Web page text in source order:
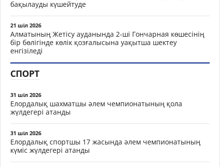
бақылауды күшейтуде
21 шіл 2026
Алматының Жетісу ауданында 2-ші Гончарная көшесінің
бір бөлігінде көлік қозғалысына уақытша шектеу
енгізіледі
СПОРТ
31 шіл 2026
Елордалық шахматшы әлем чемпионатының қола
жүлдегері атанды
31 шіл 2026
Елордалық спортшы 17 жасында әлем чемпионатының
күміс жүлдегері атанды